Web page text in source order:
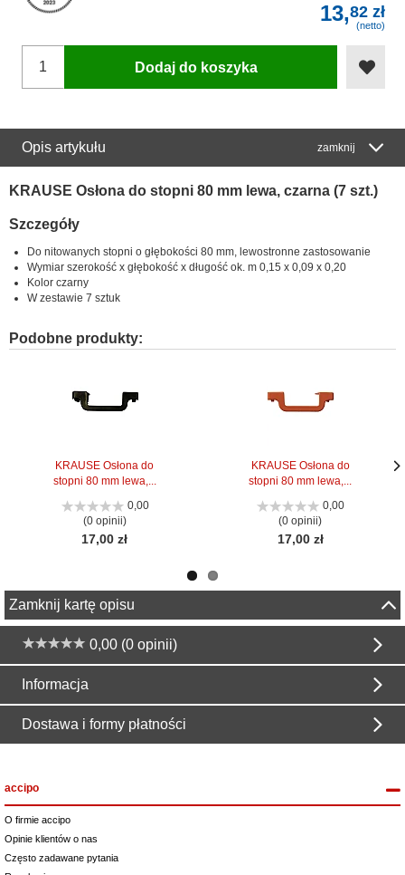
13,82 zł
(netto)
Dodaj do koszyka
Opis artykułu zamknij
KRAUSE Osłona do stopni 80 mm lewa, czarna (7 szt.)
Szczegóły
Do nitowanych stopni o głębokości 80 mm, lewostronne zastosowanie
Wymiar szerokość x głębokość x długość ok. m 0,15 x 0,09 x 0,20
Kolor czarny
W zestawie 7 sztuk
Podobne produkty:
KRAUSE Osłona do
stopni 80 mm lewa,...
0,00
(0 opinii)
17,00 zł
KRAUSE Osłona do
stopni 80 mm lewa,...
0,00
(0 opinii)
17,00 zł
Zamknij kartę opisu
0,00 (0 opinii)
Informacja
Dostawa i formy płatności
accipo
O firmie accipo
Opinie klientów o nas
Często zadawane pytania